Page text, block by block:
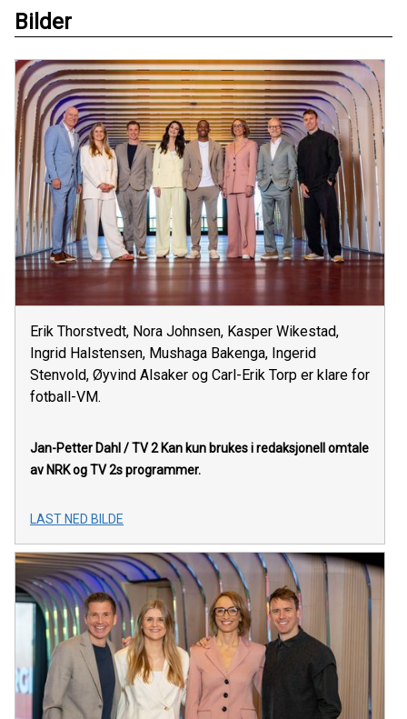
Bilder
Erik Thorstvedt, Nora Johnsen, Kasper Wikestad,
Ingrid Halstensen, Mushaga Bakenga, Ingerid
Stenvold, Øyvind Alsaker og Carl-Erik Torp er klare for
fotball-VM.
Jan-Petter Dahl / TV 2 Kan kun brukes i redaksjonell omtale
av NRK og TV 2s programmer.
LAST NED BILDE